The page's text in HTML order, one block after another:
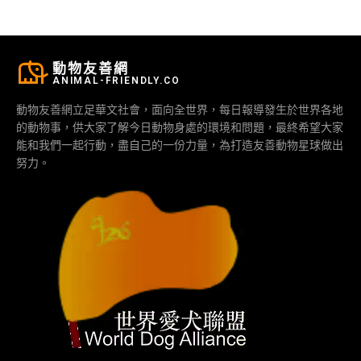
動物友善網
ANIMAL-FRIENDLY.CO
動物友善網立足華文社會，面向全世界，每日報導發生於世界各地
的動物事，供大家了解今日動物身處的環境和問題，最終希望大家
能和我們一起行動，盡自己的一份力量，為打造友善動物星球做出
努力。